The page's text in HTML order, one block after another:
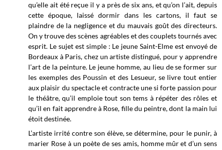
qu’elle ait été reçue il y a près de six ans, et qu’on l’ait, depuis
cette époque, laissé dormir dans les cartons, il faut se
plaindre de la negligence et du mauvais goût des directeurs.
On y trouve des scènes agréables et des couplets tournés avec
esprit. Le sujet est simple : Le jeune Saint-Elme est envoyé de
Bordeaux à Paris, chez un artiste distingué, pour y apprendre
l’art de la peinture. Le jeune homme, au lieu de se former sur
les exemples des Poussin et des Lesueur, se livre tout entier
aux plaisir du spectacle et contracte une si forte passion pour
le théâtre, qu’il emploie tout son tems à répéter des rôles et
qu’il en fait apprendre à Rose, fille du peintre, dont la main lui
étoit destinée.
L’artiste irrité contre son élève, se détermine, pour le punir, à
marier Rose à un poète de ses amis, homme mûr et d’un sens